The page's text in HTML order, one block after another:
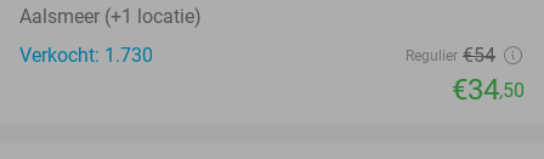
Aalsmeer (+1 locatie)
Verkocht: 1.730
Regulier €54
€34,50